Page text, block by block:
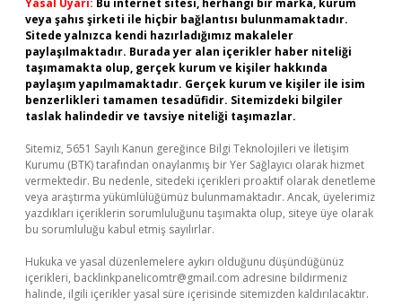
Yasal Uyarı: Bu internet sitesi, herhangi bir marka, kurum
veya şahıs şirketi ile hiçbir bağlantısı bulunmamaktadır.
Sitede yalnızca kendi hazırladığımız makaleler
paylaşılmaktadır. Burada yer alan içerikler haber niteliği
taşımamakta olup, gerçek kurum ve kişiler hakkında
paylaşım yapılmamaktadır. Gerçek kurum ve kişiler ile isim
benzerlikleri tamamen tesadüfidir. Sitemizdeki bilgiler
taslak halindedir ve tavsiye niteliği taşımazlar.
Sitemiz, 5651 Sayılı Kanun gereğince Bilgi Teknolojileri ve İletişim
Kurumu (BTK) tarafından onaylanmış bir Yer Sağlayıcı olarak hizmet
vermektedir. Bu nedenle, sitedeki içerikleri proaktif olarak denetleme
veya araştırma yükümlülüğümüz bulunmamaktadır. Ancak, üyelerimiz
yazdıkları içeriklerin sorumluluğunu taşımakta olup, siteye üye olarak
bu sorumluluğu kabul etmiş sayılırlar.
Hukuka ve yasal düzenlemelere aykırı olduğunu düşündüğünüz
içerikleri, backlinkpanelicomtr@gmail.com adresine bildirmeniz
halinde, ilgili içerikler yasal süre içerisinde sitemizden kaldırılacaktır.